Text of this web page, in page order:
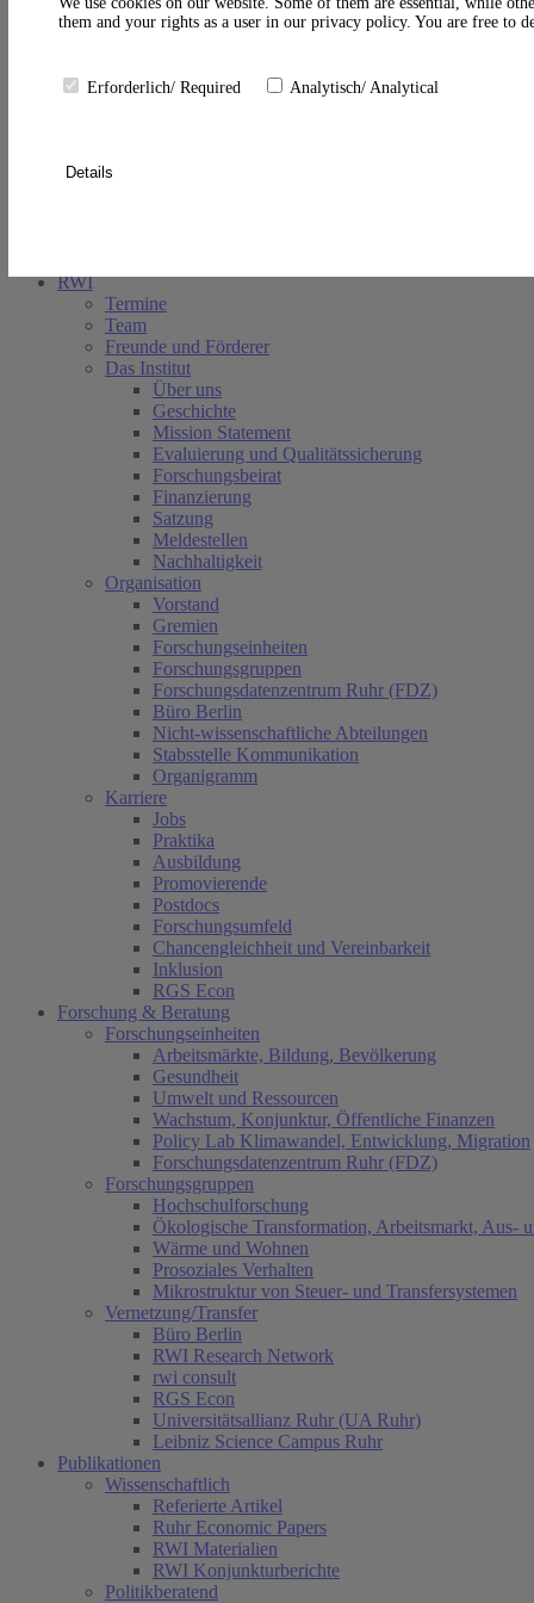
Suche schließen
RWI
Termine
Team
Freunde und Förderer
Das Institut
Über uns
Geschichte
Mission Statement
Evaluierung und Qualitätssicherung
Forschungsbeirat
Finanzierung
Satzung
Meldestellen
Nachhaltigkeit
Organisation
Vorstand
Gremien
Forschungseinheiten
Forschungsgruppen
Forschungsdatenzentrum Ruhr (FDZ)
Büro Berlin
Nicht-wissenschaftliche Abteilungen
Stabsstelle Kommunikation
Organigramm
Karriere
Jobs
Praktika
Ausbildung
Promovierende
Postdocs
Forschungsumfeld
Chancengleichheit und Vereinbarkeit
Inklusion
RGS Econ
Forschung & Beratung
Forschungseinheiten
Arbeitsmärkte, Bildung, Bevölkerung
Gesundheit
Umwelt und Ressourcen
Wachstum, Konjunktur, Öffentliche Finanzen
Policy Lab Klimawandel, Entwicklung, Migration
Forschungsdatenzentrum Ruhr (FDZ)
Forschungsgruppen
Hochschulforschung
Ökologische Transformation, Arbeitsmarkt, Aus-
Wärme und Wohnen
Prosoziales Verhalten
Mikrostruktur von Steuer- und Transfersystemen
Vernetzung/Transfer
Büro Berlin
RWI Research Network
rwi consult
RGS Econ
Universitätsallianz Ruhr (UA Ruhr)
Leibniz Science Campus Ruhr
Publikationen
Wissenschaftlich
Referierte Artikel
Ruhr Economic Papers
RWI Materialien
RWI Konjunkturberichte
Politikberatend
them and your rights as a user in our privacy policy. You are free to
Erforderlich/ Required Analytisch/ Analytical
Details